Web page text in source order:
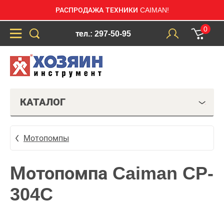
РАСПРОДАЖА ТЕХНИКИ CAIMAN!
тел.: 297-50-95
0
КАТАЛОГ
Мотопомпы
Мотопомпа Caiman CP-
304C